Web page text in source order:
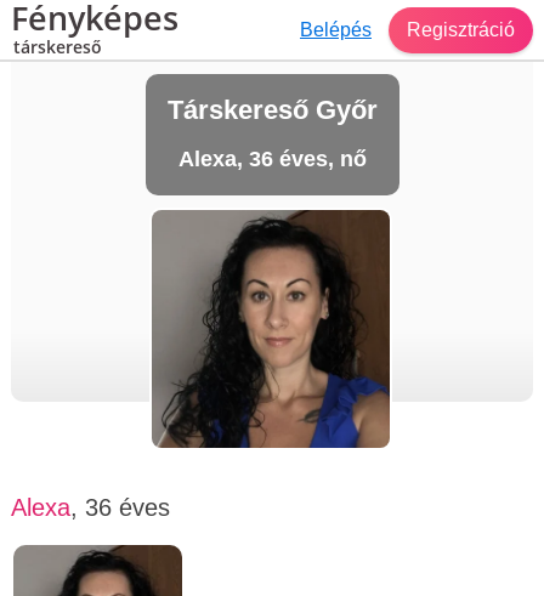
Fényképes
társkereső
Belépés Regisztráció
Társkereső Győr
Alexa, 36 éves, nő
Alexa, 36 éves